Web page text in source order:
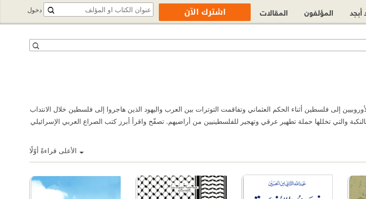
إلى فلسطين أثناء الحكم العثماني وتفاقمت التوترات بين العرب واليهود الذين هاجروا إلى فلسطين خلال الانتداب
بلفور عام 1917. بلغ الصراع ذروته في حرب عام 1948 والتي تسمّى بالنكبة والتي تخللها حملة تطهير عرقي وتهجير للفلسطينيين من أراضيهم. تصفّح واقرأ أبرز كتب الصراع العربي الإسرائيلي
الأعلى قراءةً أوّلًا
دخول أبجد المؤلفون المقالات اشترك الآن